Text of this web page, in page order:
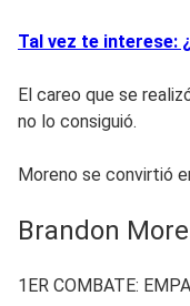
Tal vez te interese:
El careo que se
no lo consiguió.
Moreno se convirtió
Brandon
1ER COMBATE: